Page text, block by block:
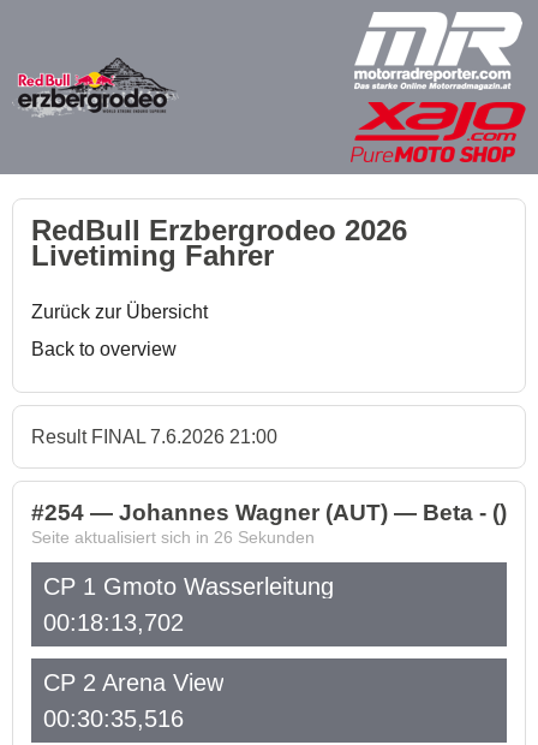
RedBull Erzbergrodeo 2026
Livetiming Fahrer
Zurück zur Übersicht
Back to overview
Result FINAL 7.6.2026 21:00
#254 — Johannes Wagner (AUT) — Beta - ()
Seite aktualisiert sich in 26 Sekunden
CP 1 Gmoto Wasserleitung
00:18:13,702
CP 2 Arena View
00:30:35,516